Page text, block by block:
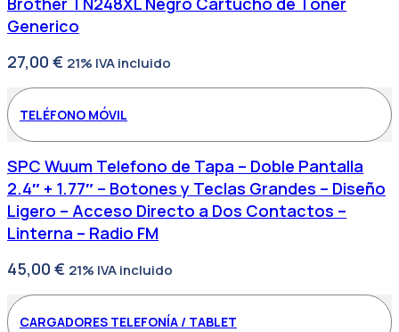
Generico
27,00 € 21% IVA incluido
TELÉFONO MÓVIL
SPC Wuum Telefono de Tapa – Doble Pantalla
2.4″ + 1.77″ – Botones y Teclas Grandes – Diseño
Ligero – Acceso Directo a Dos Contactos –
Linterna – Radio FM
45,00 € 21% IVA incluido
CARGADORES TELEFONÍA / TABLET